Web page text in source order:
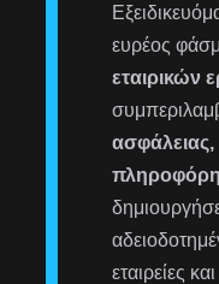
ευρέος
εταιρικών
ασφάλειας,
εταιρείες